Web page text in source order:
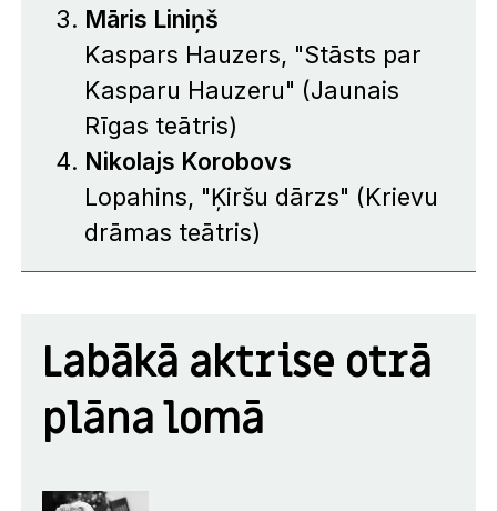
Māris Liniņš
Kaspars Hauzers, "Stāsts par
Kasparu Hauzeru" (Jaunais
Rīgas teātris)
Nikolajs Korobovs
Lopahins, "Ķiršu dārzs" (Krievu
drāmas teātris)
Labākā aktrise otrā
plāna lomā